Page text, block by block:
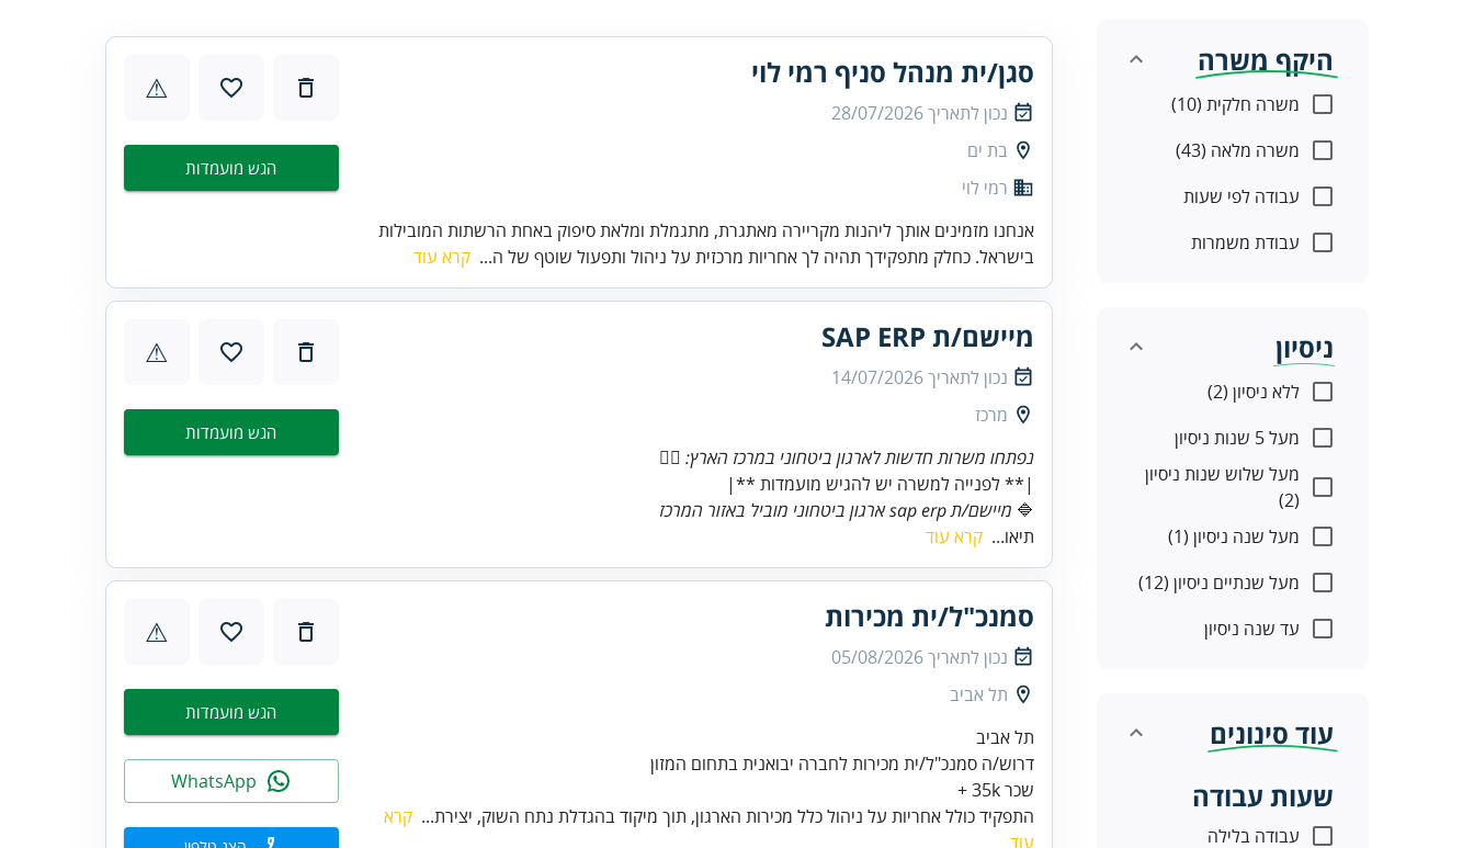
היקף משרה
משרה חלקית (10)
משרה מלאה (43)
עבודה לפי שעות
עבודת משמרות
ניסיון
ללא ניסיון (2)
מעל 5 שנות ניסיון
מעל שלוש שנות ניסיון
(2)
מעל שנה ניסיון (1)
מעל שנתיים ניסיון (12)
עד שנה ניסיון
עוד סינונים
שעות עבודה
עבודה בלילה
סגן/ית מנהל סניף רמי לוי
נכון לתאריך28/07/2026
בת ים
רמי לוי
אנחנו מזמינים אותך ליהנות מקריירה מאתגרת, מתגמלת ומלאת סיפוק באחת הרשתות המובילות
בישראל. כחלק מתפקידך תהיה לך אחריות מרכזית על ניהול ותפעול שוטף של ה... קרא עוד
⚠
הגש מועמדות
מיישם/ת SAP ERP
נכון לתאריך14/07/2026
מרכז
נפתחו משרות חדשות לארגון ביטחוני במרכז הארץ: 👍🏿
|** לפנייה למשרה יש להגיש מועמדות **|
🔷 מיישם/ת sap erp ארגון ביטחוני מוביל באזור המרכז
תיאו... קרא עוד
⚠
הגש מועמדות
סמנכ"ל/ית מכירות
נכון לתאריך05/08/2026
תל אביב
תל אביב
דרוש/ה סמנכ"ל/ית מכירות לחברה יבואנית בתחום המזון
שכר 35k +
התפקיד כולל אחריות על ניהול כלל מכירות הארגון, תוך מיקוד בהגדלת נתח השוק, יצירת... קרא
עוד
⚠
הגש מועמדות